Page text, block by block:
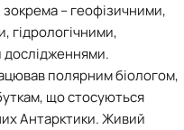
зокрема – геофізичними,
гідрологічними,
дослідженнями.
полярним біологом,
що стосуються
Антарктики. Живий